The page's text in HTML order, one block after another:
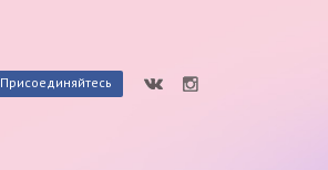
Присоединяйтесь